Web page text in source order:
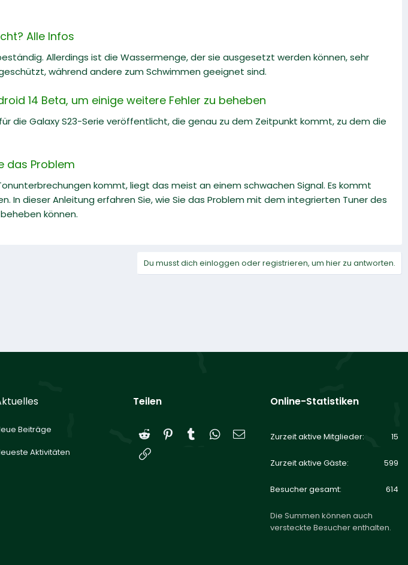
Alle Infos
Allerdings ist die Wassermenge, der sie ausgesetzt werden können, sehr
während andere zum Schwimmen geeignet sind.
14 Beta, um einige weitere Fehler zu beheben
die Galaxy S23-Serie veröffentlicht, die genau zu dem Zeitpunkt kommt, zu dem die
das Problem
kommt, liegt das meist an einem schwachen Signal. Es kommt
In dieser Anleitung erfahren Sie, wie Sie das Problem mit dem integrierten Tuner des
können.
Du musst dich einloggen oder registrieren, um hier zu antworten.
Beiträge
Aktivitäten
Teilen
Reddit Pinterest
Tumblr WhatsApp
E-Mail
Online-Statistiken
Zurzeit aktive Mitglieder 15
Zurzeit aktive Gäste 599
Besucher gesamt 614
Die Summen können auch
versteckte Besucher enthalten.